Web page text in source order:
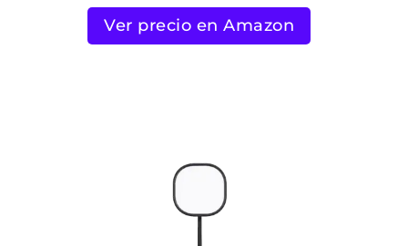
Ver precio en Amazon